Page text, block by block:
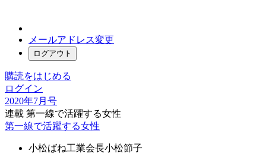
メールアドレス変更
ログアウト
購読をはじめる
ログイン
2020年7月号
連載 第一線で活躍する女性
第一線で活躍する女性
小松ばね工業会長小松節子